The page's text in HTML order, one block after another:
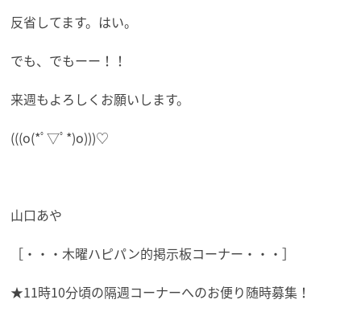
反省してます。はい。
でも、でもーー！！
来週もよろしくお願いします。
(((o(*ﾟ▽ﾟ*)o)))♡
山口あや
［・・・木曜ハピパン的掲示板コーナー・・・］
★11時10分頃の隔週コーナーへのお便り随時募集！